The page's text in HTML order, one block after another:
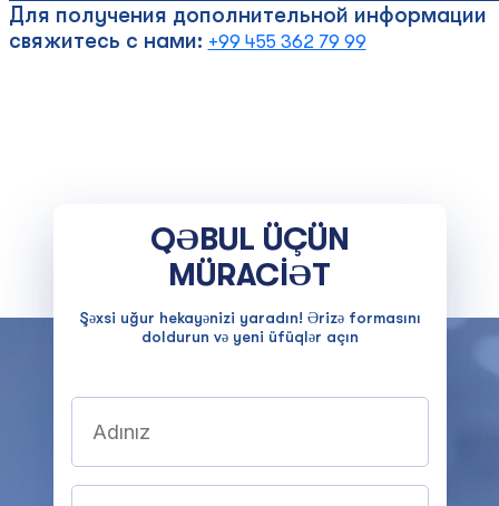
Для получения дополнительной информации
свяжитесь с нами: +99 455 362 79 99
QƏBUL ÜÇÜN
MÜRACİƏT
Şəxsi uğur hekayənizi yaradın! Ərizə formasını
doldurun və yeni üfüqlər açın